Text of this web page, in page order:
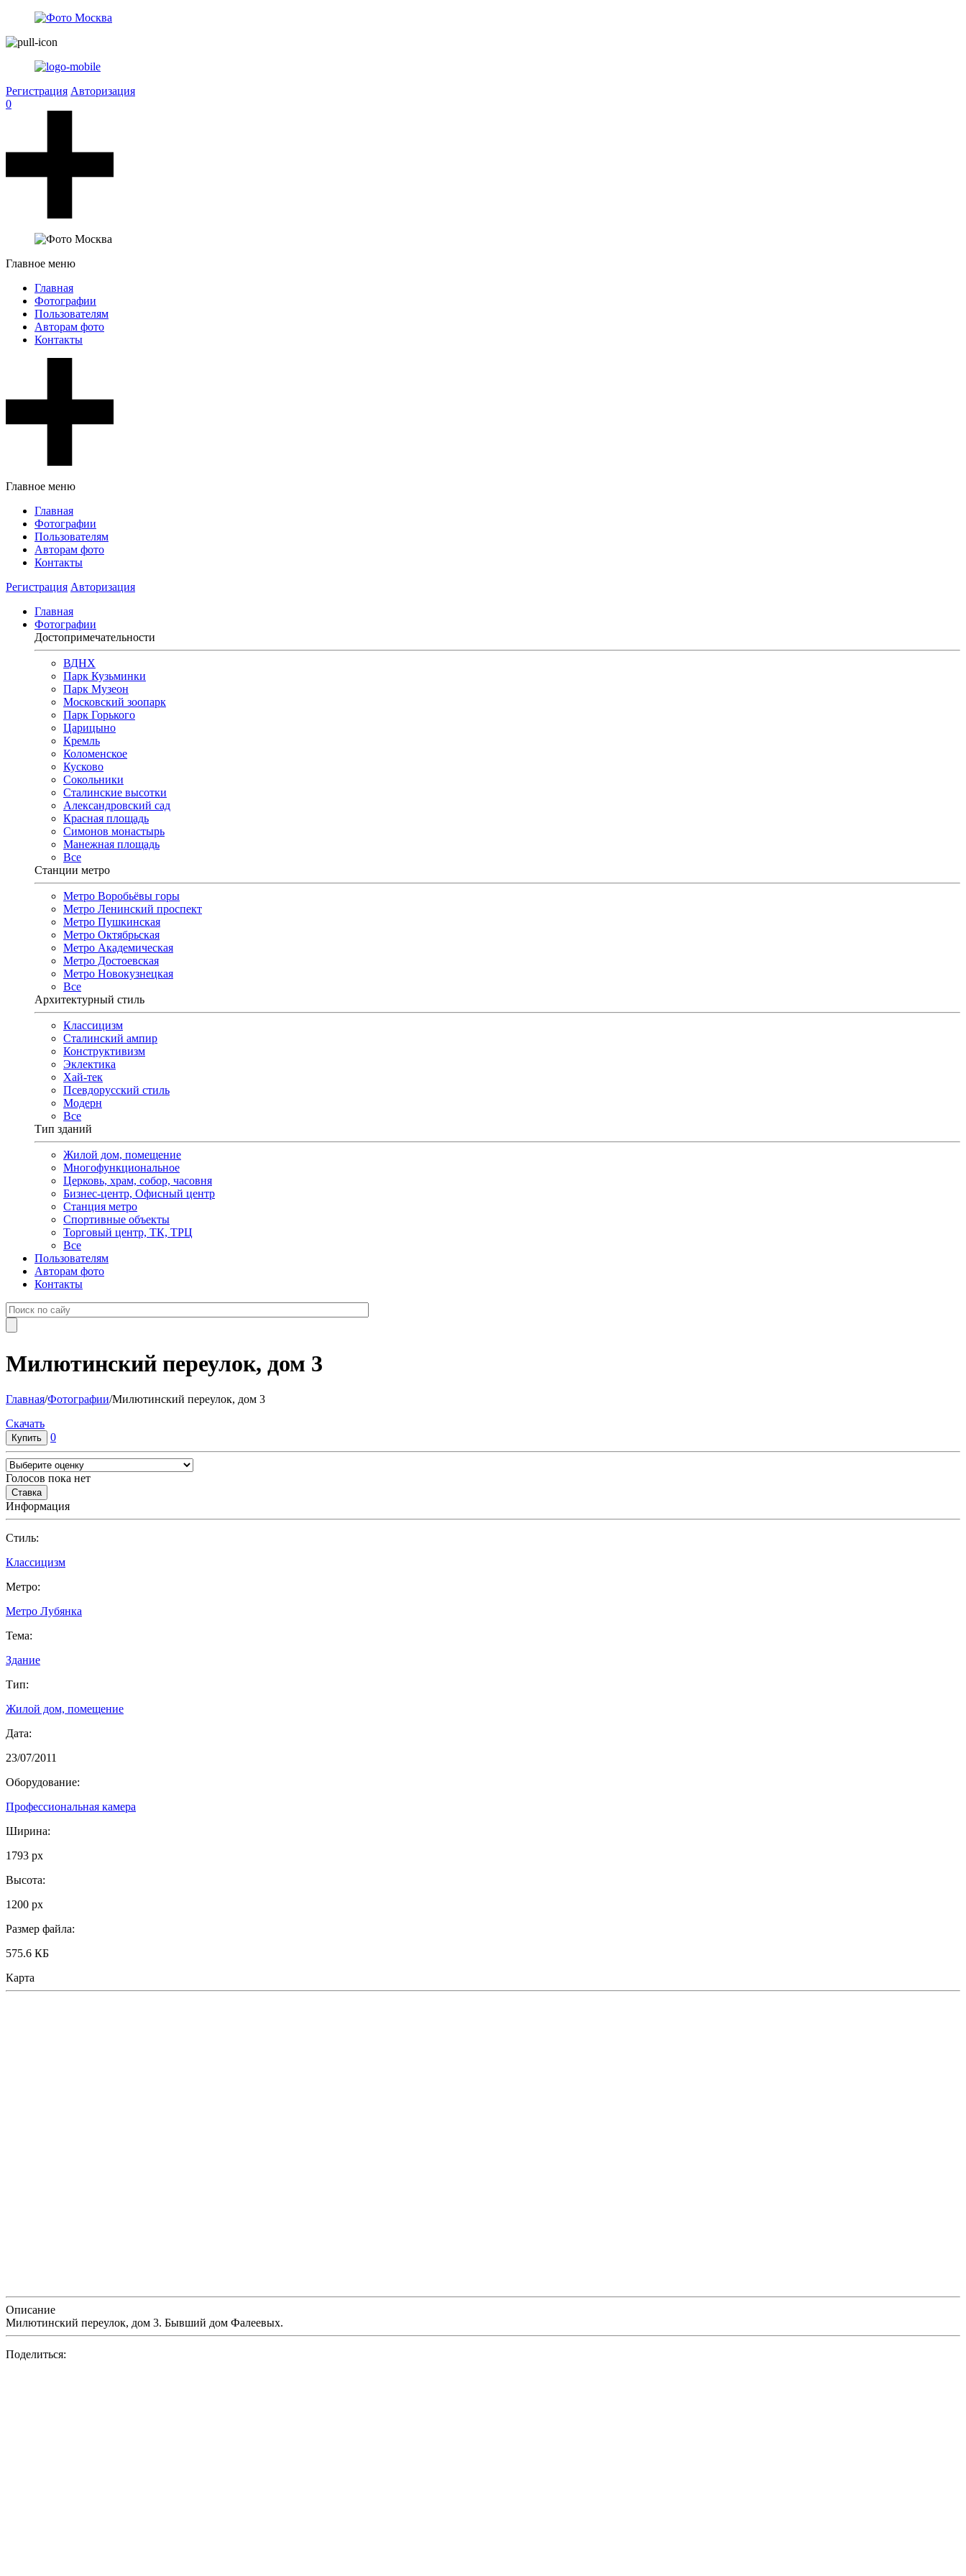
Регистрация Авторизация
0
Главное меню
Главная
Фотографии
Пользователям
Авторам фото
Контакты
Главное меню
Главная
Фотографии
Пользователям
Авторам фото
Контакты
Регистрация Авторизация
Главная
Фотографии
Достопримечательности
ВДНХ
Парк Кузьминки
Парк Музеон
Московский зоопарк
Парк Горького
Царицыно
Кремль
Коломенское
Кусково
Сокольники
Сталинские высотки
Александровский сад
Красная площадь
Симонов монастырь
Манежная площадь
Все
Станции метро
Метро Воробьёвы горы
Метро Ленинский проспект
Метро Пушкинская
Метро Октябрьская
Метро Академическая
Метро Достоевская
Метро Новокузнецкая
Все
Архитектурный стиль
Классицизм
Сталинский ампир
Конструктивизм
Эклектика
Хай-тек
Псевдорусский стиль
Модерн
Все
Тип зданий
Жилой дом, помещение
Многофункциональное
Церковь, храм, собор, часовня
Бизнес-центр, Офисный центр
Станция метро
Спортивные объекты
Торговый центр, ТК, ТРЦ
Все
Пользователям
Авторам фото
Контакты
Милютинский переулок, дом 3
Главная/Фотографии/Милютинский переулок, дом 3
Cкачать
0
Голосов пока нет
Информация
Cтиль:
Классицизм
Метро:
Метро Лубянка
Тема:
Здание
Тип:
Жилой дом, помещение
Дата:
23/07/2011
Оборудование:
Профессиональная камера
Ширина:
1793 px
Высота:
1200 px
Размер файла:
575.6 КБ
Карта
Описание
Милютинский переулок, дом 3. Бывший дом Фалеевых.
Поделиться: